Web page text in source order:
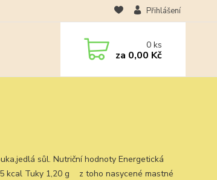
Přihlášení
0ks
za 0,00 Kč
sůl. Nutriční hodnoty Energetická
kcal Tuky 1,20 g z toho nasycené mastné